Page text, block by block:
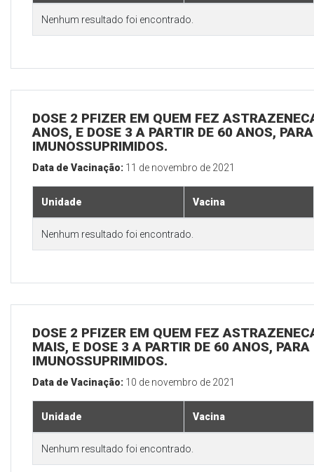
Nenhum resultado foi encontrado.
DOSE 2 PFIZER EM QUEM FEZ
ANOS, E DOSE 3 A PARTIR DE 60 ANOS,
IMUNOSSUPRIMIDOS.
Data de Vacinação: 11 de novembro de 2021
Unidade Vacina
Nenhum resultado foi encontrado.
DOSE 2 PFIZER EM QUEM FEZ
MAIS, E DOSE 3 A PARTIR DE 60 ANOS,
IMUNOSSUPRIMIDOS.
Data de Vacinação: 10 de novembro de 2021
Unidade Vacina
Nenhum resultado foi encontrado.